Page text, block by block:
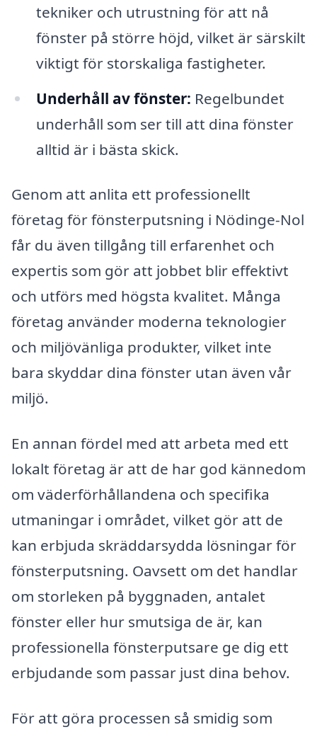
tekniker och utrustning för att nå
fönster på större höjd, vilket är särskilt
viktigt för storskaliga fastigheter.
Underhåll av fönster: Regelbundet
underhåll som ser till att dina fönster
alltid är i bästa skick.
Genom att anlita ett professionellt
företag för fönsterputsning i Nödinge-Nol
får du även tillgång till erfarenhet och
expertis som gör att jobbet blir effektivt
och utförs med högsta kvalitet. Många
företag använder moderna teknologier
och miljövänliga produkter, vilket inte
bara skyddar dina fönster utan även vår
miljö.
En annan fördel med att arbeta med ett
lokalt företag är att de har god kännedom
om väderförhållandena och specifika
utmaningar i området, vilket gör att de
kan erbjuda skräddarsydda lösningar för
fönsterputsning. Oavsett om det handlar
om storleken på byggnaden, antalet
fönster eller hur smutsiga de är, kan
professionella fönsterputsare ge dig ett
erbjudande som passar just dina behov.
För att göra processen så smidig som